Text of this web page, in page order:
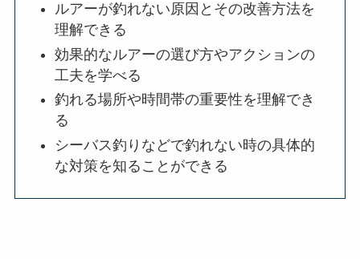
ルアーが釣れない原因とその改善方法を
理解できる
効果的なルアーの選び方やアクションの
工夫を学べる
釣れる場所や時間帯の重要性を理解でき
る
シーバス釣りなどで釣れない時の具体的
な対策を知ることができる